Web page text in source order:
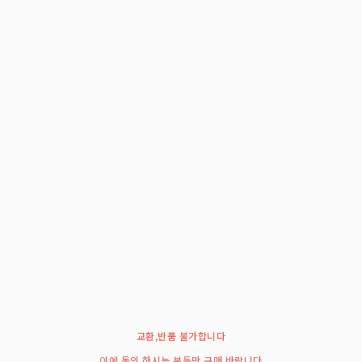
교환,반품 불가합니다